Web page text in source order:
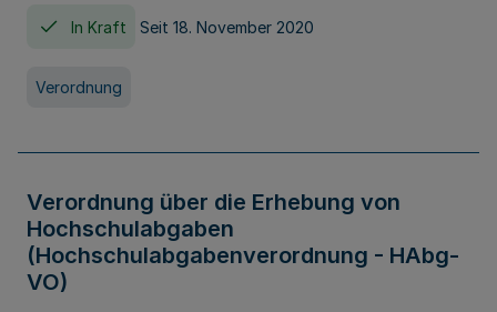
In Kraft Seit 18. November 2020
Verordnung
Verordnung über die Erhebung von
Hochschulabgaben
(Hochschulabgabenverordnung - HAbg-
VO)